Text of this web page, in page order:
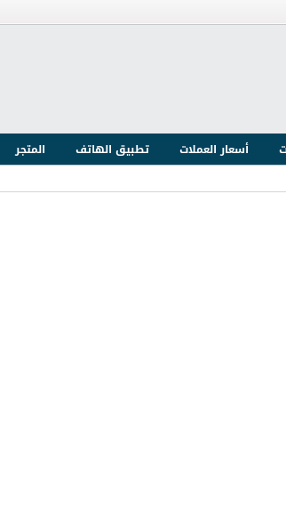
أسعار العملات تطبيق الهاتف
المتجر